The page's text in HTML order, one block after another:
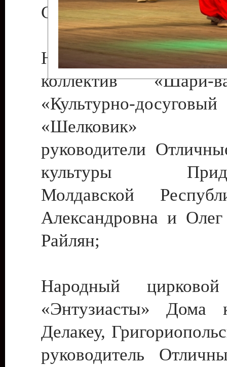
Светлана Георгиевна
Народный цирковой
коллектив
«Культурно-
«Шелковик»
руководители
культуры
Молдавской
Александровна и
Райлян;
Народный цирковой
«Энтузиасты» Дома
Делакеу,
руководитель